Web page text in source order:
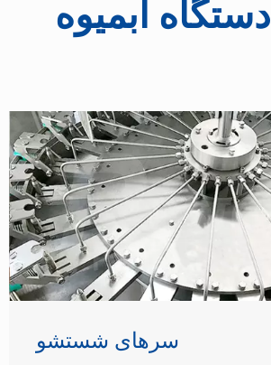
دستگاه آبمیوه
سرهای شستشو